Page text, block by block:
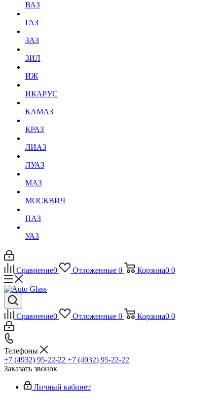
ВАЗ
ГАЗ
ЗАЗ
ЗИЛ
ИЖ
ИКАРУС
КАМАЗ
КРАЗ
ЛИАЗ
ЛУАЗ
МАЗ
МОСКВИЧ
ПАЗ
УАЗ
Сравнение0 Отложенные 0 Корзина0 0
Сравнение0 Отложенные 0 Корзина0 0
Телефоны
+7 (4932) 95-22-22 +7 (4932) 95-22-22
Заказать звонок
Личный кабинет